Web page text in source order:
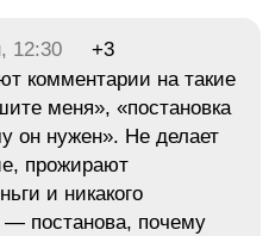
12:30
+3
комментарии на такие
меня», «постановка
он нужен». Не делает
прожирают
и никакого
— постанова, почему